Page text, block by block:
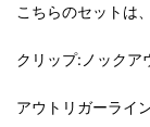
こちらのセットは、
クリップ:ノックア
アウトリガーライ